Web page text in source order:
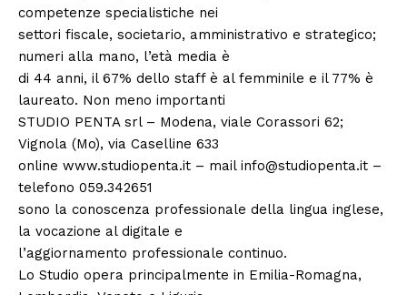
competenze specialistiche nei
settori fiscale, societario, amministrativo e strategico;
numeri alla mano, l’età media è
di 44 anni, il 67% dello staff è al femminile e il 77% è
laureato. Non meno importanti
STUDIO PENTA srl – Modena, viale Corassori 62;
Vignola (Mo), via Caselline 633
online www.studiopenta.it – mail info@studiopenta.it –
telefono 059.342651
sono la conoscenza professionale della lingua inglese,
la vocazione al digitale e
l’aggiornamento professionale continuo.
Lo Studio opera principalmente in Emilia-Romagna,